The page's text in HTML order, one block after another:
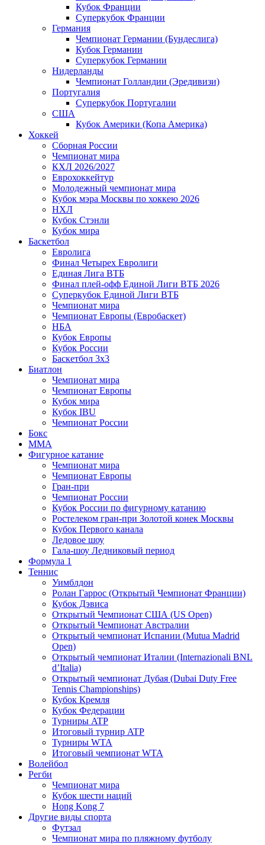
Кубок Франции
Суперкубок Франции
Германия
Чемпионат Германии (Бундеслига)
Кубок Германии
Суперкубок Германии
Нидерланды
Чемпионат Голландии (Эредивизи)
Португалия
Суперкубок Португалии
США
Кубок Америки (Копа Америка)
Хоккей
Сборная России
Чемпионат мира
КХЛ 2026/2027
Еврохоккейтур
Молодежный чемпионат мира
Кубок мэра Москвы по хоккею 2026
НХЛ
Кубок Стэнли
Кубок мира
Баскетбол
Евролига
Финал Четырех Евролиги
Единая Лига ВТБ
Финал плей-офф Единой Лиги ВТБ 2026
Суперкубок Единой Лиги ВТБ
Чемпионат мира
Чемпионат Европы (Евробаскет)
НБА
Кубок Европы
Кубок России
Баскетбол 3х3
Биатлон
Чемпионат мира
Чемпионат Европы
Кубок мира
Кубок IBU
Чемпионат России
Бокс
MMA
Фигурное катание
Чемпионат мира
Чемпионат Европы
Гран-при
Чемпионат России
Кубок России по фигурному катанию
Ростелеком гран-при Золотой конек Москвы
Кубок Первого канала
Ледовое шоу
Гала-шоу Ледниковый период
Формула 1
Теннис
Уимблдон
Ролан Гаррос (Открытый Чемпионат Франции)
Кубок Дэвиса
Открытый Чемпионат США (US Open)
Открытый Чемпионат Австралии
Открытый чемпионат Испании (Mutua Madrid
Open)
Открытый чемпионат Италии (Internazionali BNL
d’Italia)
Открытый чемпионат Дубая (Dubai Duty Free
Tennis Championships)
Кубок Кремля
Кубок Федерации
Турниры ATP
Итоговый турнир ATP
Турниры WTA
Итоговый чемпионат WTA
Волейбол
Регби
Чемпионат мира
Кубок шести наций
Hong Kong 7
Другие виды спорта
Футзал
Чемпионат мира по пляжному футболу